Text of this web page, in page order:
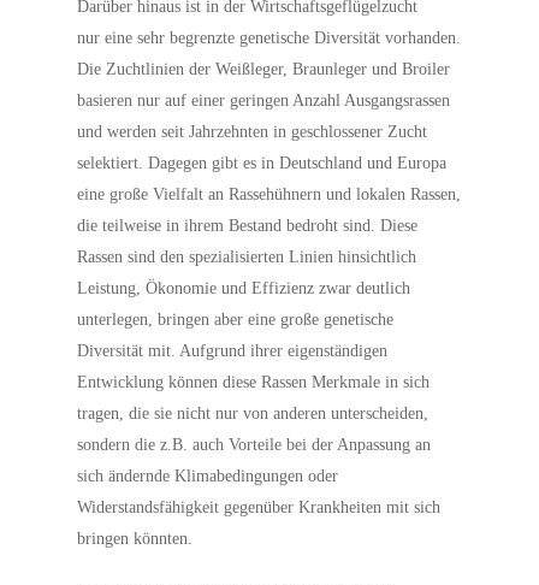
Darüber hinaus ist in der Wirtschaftsgeflügelzucht
nur eine sehr begrenzte genetische Diversität vorhanden.
Die Zuchtlinien der Weißleger, Braunleger und Broiler
basieren nur auf einer geringen Anzahl Ausgangsrassen
und werden seit Jahrzehnten in geschlossener Zucht
selektiert. Dagegen gibt es in Deutschland und Europa
eine große Vielfalt an Rassehühnern und lokalen Rassen,
die teilweise in ihrem Bestand bedroht sind. Diese
Rassen sind den spezialisierten Linien hinsichtlich
Leistung, Ökonomie und Effizienz zwar deutlich
unterlegen, bringen aber eine große genetische
Diversität mit. Aufgrund ihrer eigenständigen
Entwicklung können diese Rassen Merkmale in sich
tragen, die sie nicht nur von anderen unterscheiden,
sondern die z.B. auch Vorteile bei der Anpassung an
sich ändernde Klimabedingungen oder
Widerstandsfähigkeit gegenüber Krankheiten mit sich
bringen könnten.